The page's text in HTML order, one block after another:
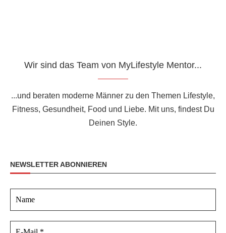
Wir sind das Team von MyLifestyle Mentor...
...und beraten moderne Männer zu den Themen Lifestyle,
Fitness, Gesundheit, Food und Liebe. Mit uns, findest Du
Deinen Style.
NEWSLETTER ABONNIEREN